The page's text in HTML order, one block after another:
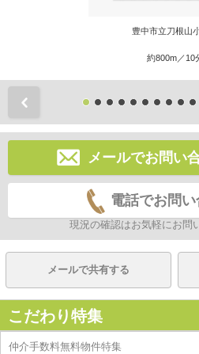
豊中市立刀根山
約800m／10
メールでお問い
電話でお問
現況の確認はお気軽にお問
メールで共有する
こだわり特集
仲介手数料無料物件特集